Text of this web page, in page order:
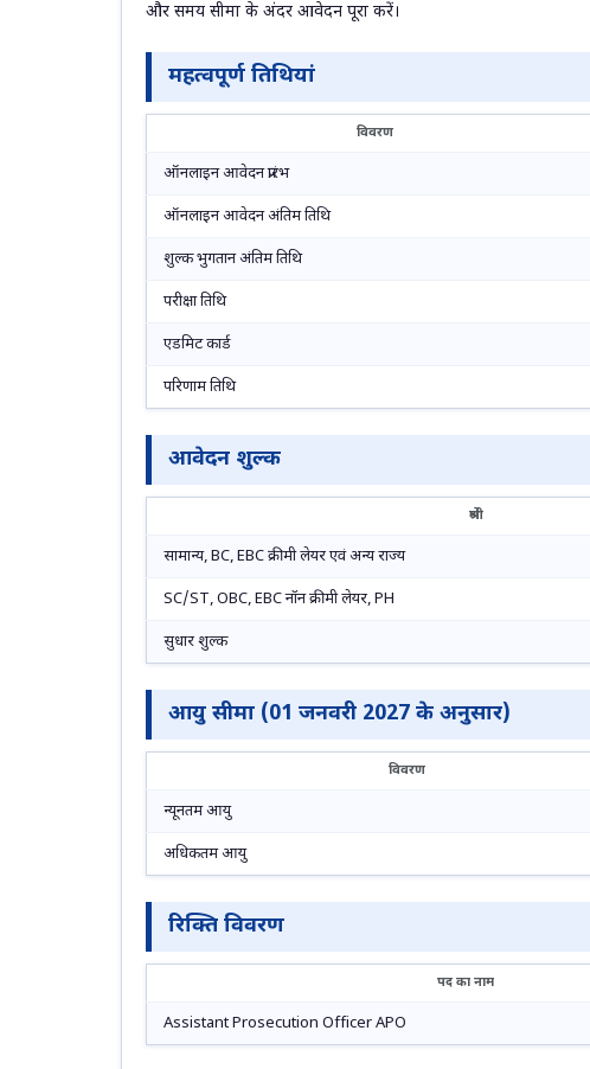
और समय सीमा के अंदर आवेदन पूरा करें।
महत्वपूर्ण तिथियां
विवरण
ऑनलाइन आवेदन प्रारंभ
ऑनलाइन आवेदन अंतिम तिथि
शुल्क भुगतान अंतिम तिथि
परीक्षा तिथि
एडमिट कार्ड
परिणाम तिथि
आवेदन शुल्क
श्रेणी
सामान्य, BC, EBC क्रीमी लेयर एवं अन्य राज्य
SC/ST, OBC, EBC नॉन क्रीमी लेयर, PH
सुधार शुल्क
आयु सीमा (01 जनवरी 2027 के अनुसार)
विवरण
न्यूनतम आयु
अधिकतम आयु
रिक्ति विवरण
पद का नाम
Assistant Prosecution Officer APO